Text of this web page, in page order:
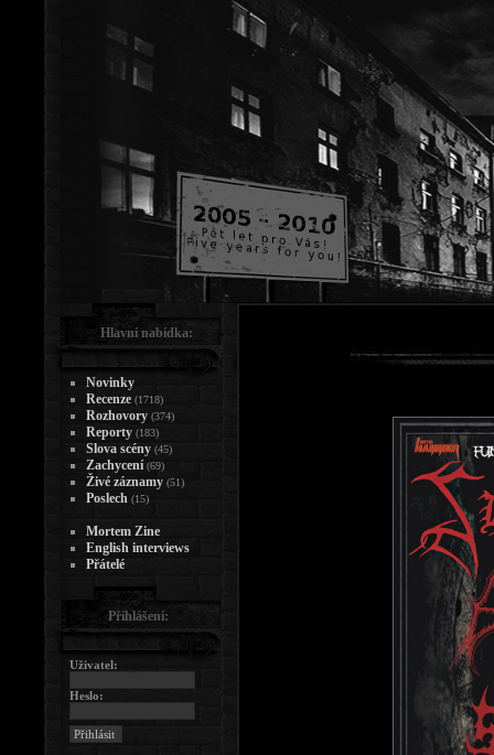
Hlavní nabídka:
Novinky
Recenze (1718)
Rozhovory (374)
Reporty (183)
Slova scény (45)
Zachycení (69)
Živé záznamy (51)
Poslech (15)
Mortem Zine
English interviews
Přátelé
Přihlášení:
Uživatel:
Heslo: